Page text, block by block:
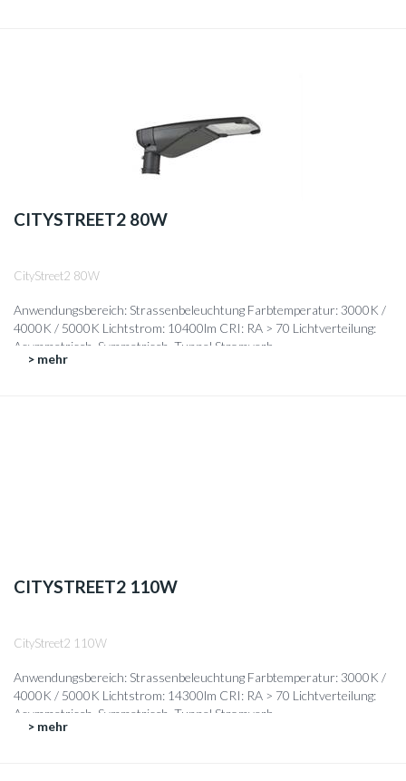
CITYSTREET2 80W
CityStreet2 80W
Anwendungsbereich: Strassenbeleuchtung Farbtemperatur: 3000K /
4000K / 5000K Lichtstrom: 10400lm CRI: RA > 70 Lichtverteilung:
Asymmetrisch, Symmetrisch, Tunnel Stromverb...
> mehr
CITYSTREET2 110W
CityStreet2 110W
Anwendungsbereich: Strassenbeleuchtung Farbtemperatur: 3000K /
4000K / 5000K Lichtstrom: 14300lm CRI: RA > 70 Lichtverteilung:
Asymmetrisch, Symmetrisch, Tunnel Stromverb...
> mehr